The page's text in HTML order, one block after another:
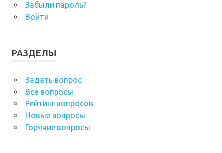
Забыли пароль?
Войти
РАЗДЕЛЫ
Задать вопрос
Все вопросы
Рейтинг вопросов
Новые вопросы
Горячие вопросы